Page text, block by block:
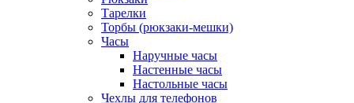
Тарелки
Торбы (рюкзаки-мешки)
Часы
Наручные часы
Настенные часы
Настольные часы
Чехлы для телефонов